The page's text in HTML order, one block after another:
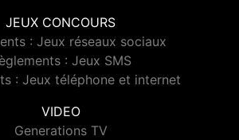
JEUX CONCOURS
: Jeux réseaux sociaux
: Jeux SMS
: Jeux téléphone et internet
VIDEO
Generations TV